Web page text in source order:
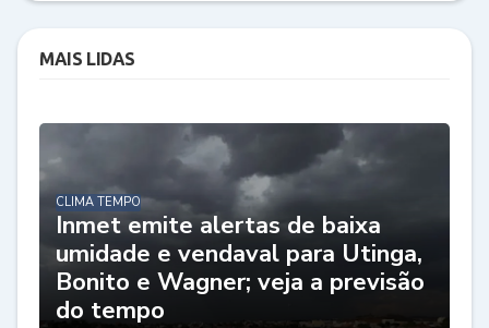
MAIS LIDAS
CLIMA TEMPO
Inmet emite alertas de baixa
umidade e vendaval para Utinga,
Bonito e Wagner; veja a previsão
do tempo